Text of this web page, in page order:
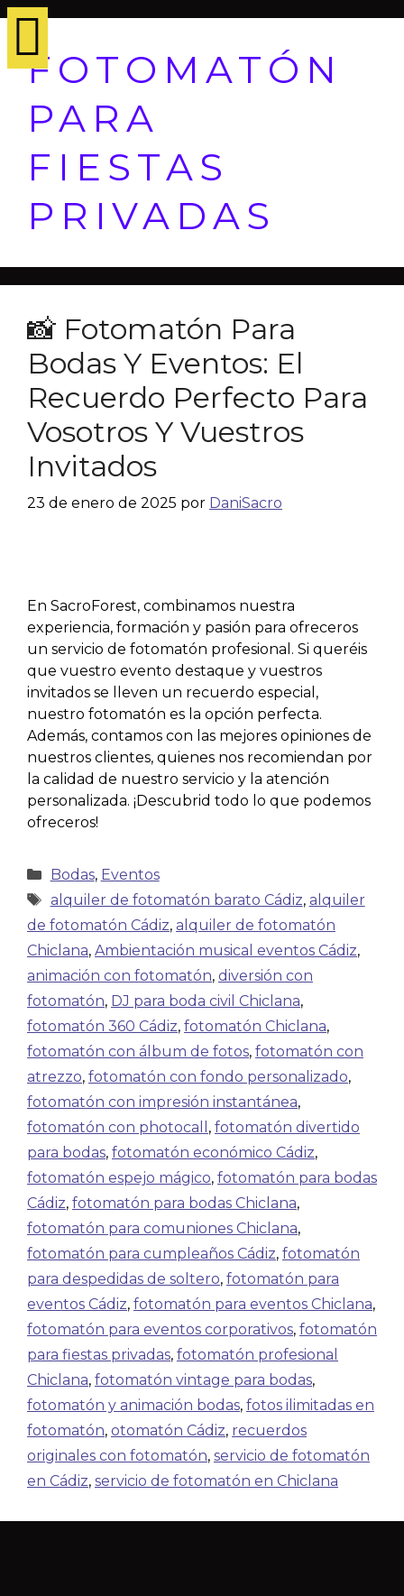
FOTOMATÓN
PARA
FIESTAS
PRIVADAS
📸 Fotomatón Para
Bodas Y Eventos: El
Recuerdo Perfecto Para
Vosotros Y Vuestros
Invitados
23 de enero de 2025 por DaniSacro
En SacroForest, combinamos nuestra
experiencia, formación y pasión para ofreceros
un servicio de fotomatón profesional. Si queréis
que vuestro evento destaque y vuestros
invitados se lleven un recuerdo especial,
nuestro fotomatón es la opción perfecta.
Además, contamos con las mejores opiniones de
nuestros clientes, quienes nos recomiendan por
la calidad de nuestro servicio y la atención
personalizada. ¡Descubrid todo lo que podemos
ofreceros!
Bodas, Eventos
alquiler de fotomatón barato Cádiz, alquiler
de fotomatón Cádiz, alquiler de fotomatón
Chiclana, Ambientación musical eventos Cádiz,
animación con fotomatón, diversión con
fotomatón, DJ para boda civil Chiclana,
fotomatón 360 Cádiz, fotomatón Chiclana,
fotomatón con álbum de fotos, fotomatón con
atrezzo, fotomatón con fondo personalizado,
fotomatón con impresión instantánea,
fotomatón con photocall , fotomatón divertido
para bodas, fotomatón económico Cádiz,
fotomatón espejo mágico, fotomatón para bodas
Cádiz, fotomatón para bodas Chiclana,
fotomatón para comuniones Chiclana,
fotomatón para cumpleaños Cádiz, fotomatón
para despedidas de soltero, fotomatón para
eventos Cádiz, fotomatón para eventos Chiclana,
fotomatón para eventos corporativos, fotomatón
para fiestas privadas, fotomatón profesional
Chiclana, fotomatón vintage para bodas,
fotomatón y animación bodas, fotos ilimitadas en
fotomatón, otomatón Cádiz, recuerdos
originales con fotomatón, servicio de fotomatón
en Cádiz, servicio de fotomatón en Chiclana